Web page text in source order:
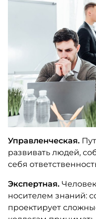
Управленческая.
развивать людей,
себя
Экспертная.
носителем знаний:
проектирует